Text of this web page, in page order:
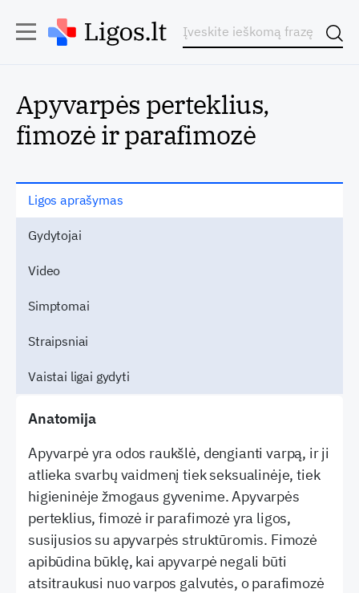
Apyvarpės perteklius,
fimozė ir parafimozė
Ligos aprašymas
Gydytojai
Video
Simptomai
Straipsniai
Vaistai ligai gydyti
Anatomija
Apyvarpė yra odos raukšlė, dengianti varpą, ir ji
atlieka svarbų vaidmenį tiek seksualinėje, tiek
higieninėje žmogaus gyvenime. Apyvarpės
perteklius, fimozė ir parafimozė yra ligos,
susijusios su apyvarpės struktūromis. Fimozė
apibūdina būklę, kai apyvarpė negali būti
atsitraukusi nuo varpos galvutės, o parafimozė